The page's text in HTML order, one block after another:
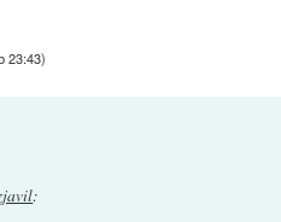
23:43)
: